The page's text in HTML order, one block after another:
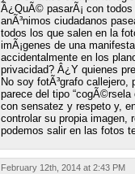
Â¿QuÃ© pasarÃ¡ con
anÃ³nimos ciudadanos
todos los que salen en la
imÃ¡genes de una
accidentalmente en los
privacidad? Â¿Y quienes
No soy fotÃ³grafo
parece del tipo “cogÃ©rsela
con sensatez y respeto y,
controlar su propia imagen,
podemos salir en las fotos
February 12th, 2014 at 2:43 PM